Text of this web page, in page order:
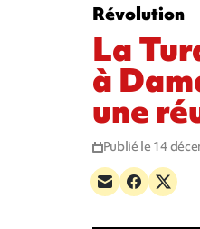
Révolution
La
à
une
Publié le 14